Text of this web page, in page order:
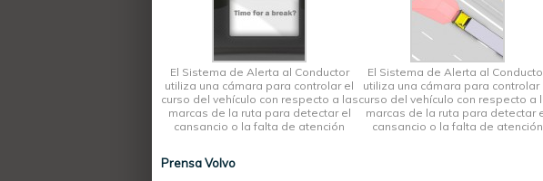
El Sistema de Alerta al Conductor
utiliza una cámara para controlar el
curso del vehículo con respecto a las
marcas de la ruta para detectar el
cansancio o la falta de atención
El Sistema de Alerta al
utiliza una cámara para controlar
curso del vehículo con respecto a
marcas de la ruta para detectar
cansancio o la falta de atención
Prensa Volvo